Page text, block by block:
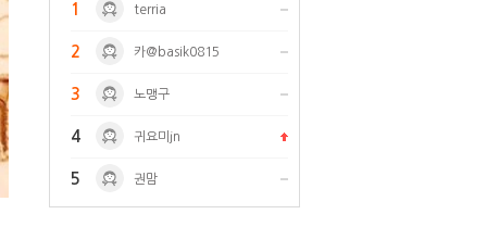
1 terria
2 카@basik0815
3 노맹구
4 귀요미jn
5 권맘